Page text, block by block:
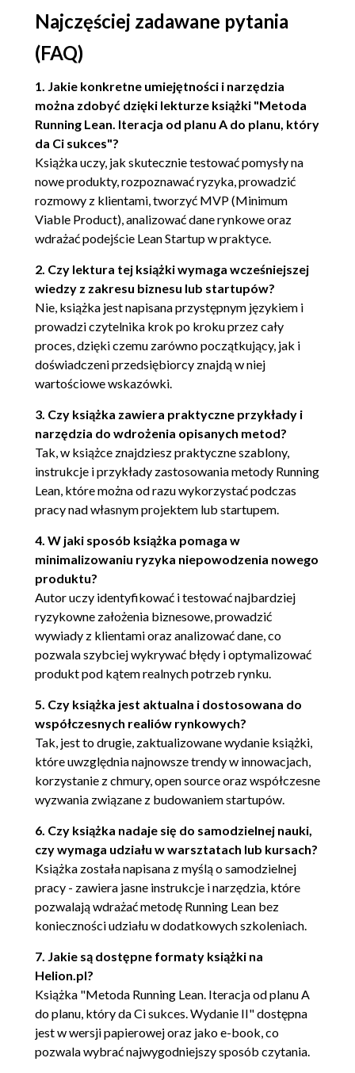
Najczęściej zadawane pytania
(FAQ)
1. Jakie konkretne umiejętności i narzędzia
można zdobyć dzięki lekturze książki "Metoda
Running Lean. Iteracja od planu A do planu, który
da Ci sukces"?
Książka uczy, jak skutecznie testować pomysły na
nowe produkty, rozpoznawać ryzyka, prowadzić
rozmowy z klientami, tworzyć MVP (Minimum
Viable Product), analizować dane rynkowe oraz
wdrażać podejście Lean Startup w praktyce.
2. Czy lektura tej książki wymaga wcześniejszej
wiedzy z zakresu biznesu lub startupów?
Nie, książka jest napisana przystępnym językiem i
prowadzi czytelnika krok po kroku przez cały
proces, dzięki czemu zarówno początkujący, jak i
doświadczeni przedsiębiorcy znajdą w niej
wartościowe wskazówki.
3. Czy książka zawiera praktyczne przykłady i
narzędzia do wdrożenia opisanych metod?
Tak, w książce znajdziesz praktyczne szablony,
instrukcje i przykłady zastosowania metody Running
Lean, które można od razu wykorzystać podczas
pracy nad własnym projektem lub startupem.
4. W jaki sposób książka pomaga w
minimalizowaniu ryzyka niepowodzenia nowego
produktu?
Autor uczy identyfikować i testować najbardziej
ryzykowne założenia biznesowe, prowadzić
wywiady z klientami oraz analizować dane, co
pozwala szybciej wykrywać błędy i optymalizować
produkt pod kątem realnych potrzeb rynku.
5. Czy książka jest aktualna i dostosowana do
współczesnych realiów rynkowych?
Tak, jest to drugie, zaktualizowane wydanie książki,
które uwzględnia najnowsze trendy w innowacjach,
korzystanie z chmury, open source oraz współczesne
wyzwania związane z budowaniem startupów.
6. Czy książka nadaje się do samodzielnej nauki,
czy wymaga udziału w warsztatach lub kursach?
Książka została napisana z myślą o samodzielnej
pracy - zawiera jasne instrukcje i narzędzia, które
pozwalają wdrażać metodę Running Lean bez
konieczności udziału w dodatkowych szkoleniach.
7. Jakie są dostępne formaty książki na
Helion.pl?
Książka "Metoda Running Lean. Iteracja od planu A
do planu, który da Ci sukces. Wydanie II" dostępna
jest w wersji papierowej oraz jako e-book, co
pozwala wybrać najwygodniejszy sposób czytania.